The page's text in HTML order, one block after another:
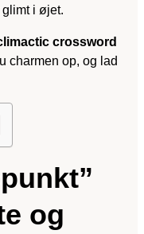
i øjet.
crossword
charmen op, og lad
og